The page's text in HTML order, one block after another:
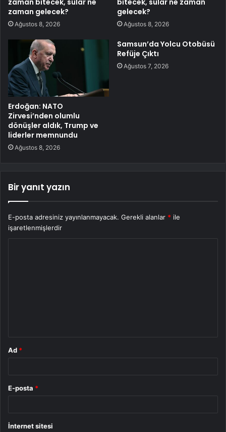
zaman gelecek?
Ağustos 8, 2026
gelecek?
Ağustos 8, 2026
Erdoğan: NATO
Zirvesi’nden olumlu
dönüşler aldık, Trump ve
liderler memnundu
Ağustos 8, 2026
Samsun’da Yolcu Otobüsü
Refüje Çıktı
Ağustos 7, 2026
Bir yanıt yazın
E-posta adresiniz yayınlanmayacak. Gerekli alanlar * ile
işaretlenmişlerdir
Ad *
E-posta *
İnternet sitesi